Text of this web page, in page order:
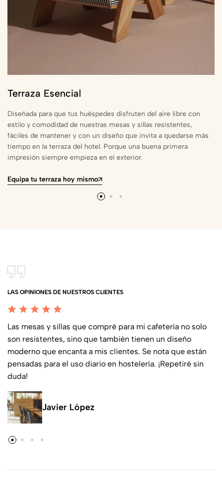
Terraza Esencial
Diseñada para que tus huéspedes disfruten del aire libre con
estilo y comodidad de nuestras mesas y sillas resistentes,
fáciles de mantener y con un diseño que invita a quedarse más
tiempo en la terraza del hotel. Porque una buena primera
impresión siempre empieza en el exterior.
Equipa tu terraza hoy mismo
LAS OPINIONES DE NUESTROS CLIENTES
Las mesas y sillas que compré para mi cafetería no solo
son resistentes, sino que también tienen un diseño
moderno que encanta a mis clientes. Se nota que están
pensadas para el uso diario en hostelería. ¡Repetiré sin
duda!
Javier López